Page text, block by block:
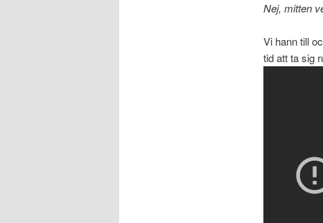
Nej, mitten
Vi hann till
tid att ta sig